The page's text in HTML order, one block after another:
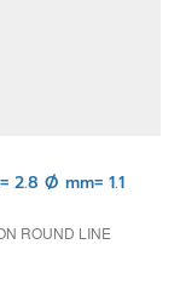
2.8 Ø mm= 1.1
ROUND LINE